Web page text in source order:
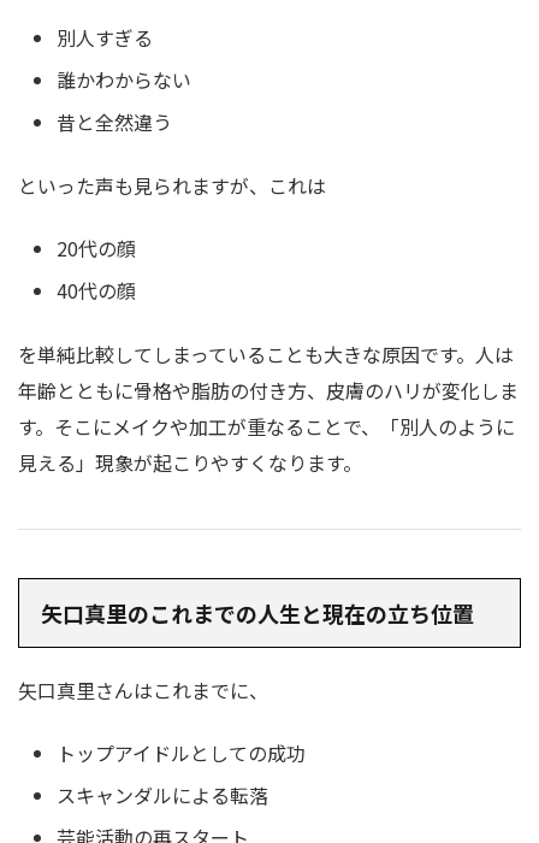
別人すぎる
誰かわからない
昔と全然違う
といった声も見られますが、これは
20代の顔
40代の顔
を単純比較してしまっていることも大きな原因です。人は
年齢とともに骨格や脂肪の付き方、皮膚のハリが変化しま
す。そこにメイクや加工が重なることで、「別人のように
見える」現象が起こりやすくなります。
矢口真里のこれまでの人生と現在の立ち位置
矢口真里さんはこれまでに、
トップアイドルとしての成功
スキャンダルによる転落
芸能活動の再スタート